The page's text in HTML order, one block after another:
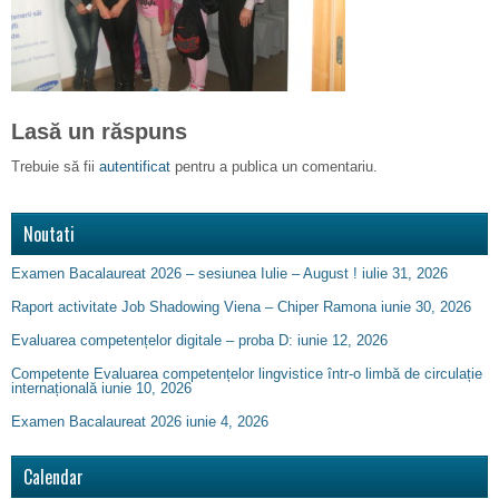
Lasă un răspuns
Trebuie să fii autentificat pentru a publica un comentariu.
Noutati
Examen Bacalaureat 2026 – sesiunea Iulie – August ! iulie 31, 2026
Raport activitate Job Shadowing Viena – Chiper Ramona iunie 30, 2026
Evaluarea competențelor digitale – proba D: iunie 12, 2026
Competente Evaluarea competențelor lingvistice într-o limbă de circulație
internațională iunie 10, 2026
Examen Bacalaureat 2026 iunie 4, 2026
Calendar